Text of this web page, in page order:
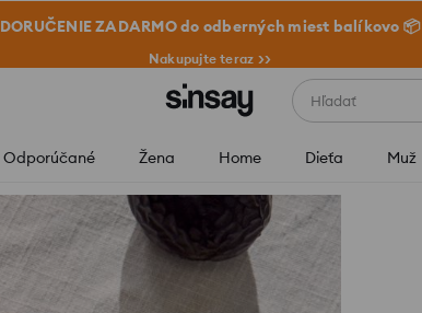
DORUČENIE ZADARMO do odberných miest balíkovo 📦
Nakupujte teraz >>
Hľadať
Odporúčané Žena Home Dieťa Muž